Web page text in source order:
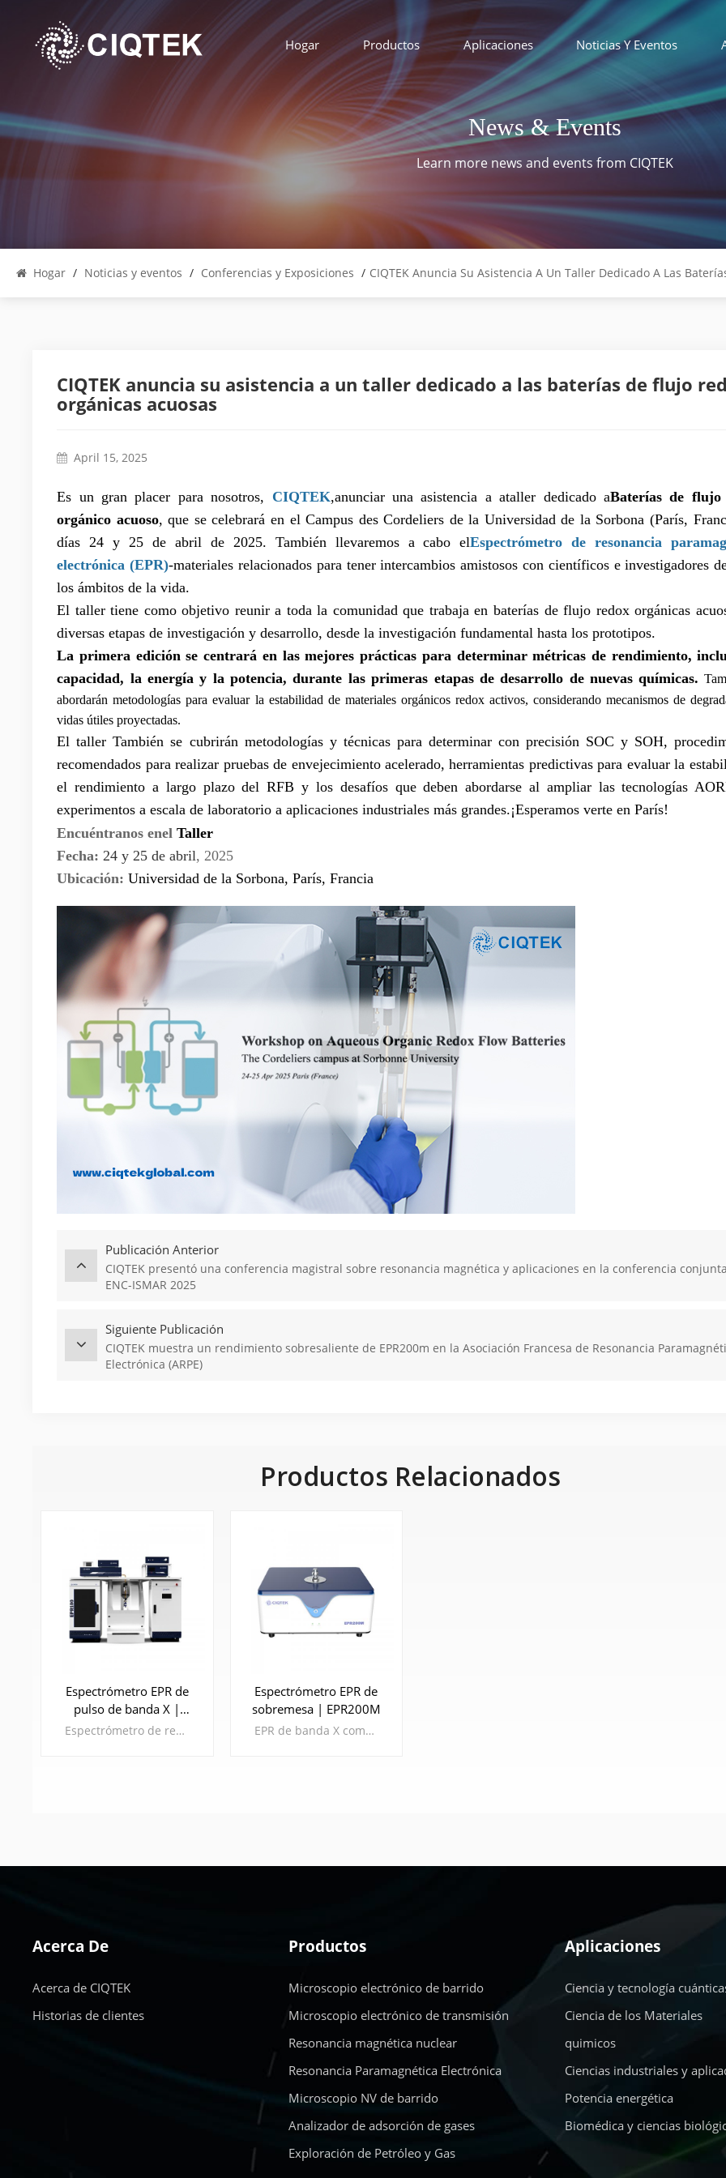
Hogar Productos Aplicaciones Noticias Y Eventos
News & Events
Learn more news and events from CIQTEK
Hogar / Noticias y eventos / Conferencias y Exposiciones / CIQTEK Anuncia Su Asistencia A Un Taller Dedicado A Las
CIQTEK anuncia su asistencia a un taller dedicado a las baterías de flujo
orgánicas acuosas
April 15, 2025
Es un gran placer para nosotros, CIQTEK,anunciar una asistencia a ataller dedicado aBaterías de flujo
orgánico acuoso, que se celebrará en el Campus des Cordeliers de la Universidad de la Sorbona (París,
días 24 y 25 de abril de 2025. También llevaremos a cabo elEspectrómetro de resonancia
electrónica (EPR)-materiales relacionados para tener intercambios amistosos con científicos e investigadores
los ámbitos de la vida.
El taller tiene como objetivo reunir a toda la comunidad que trabaja en baterías de flujo redox orgánicas
diversas etapas de investigación y desarrollo, desde la investigación fundamental hasta los prototipos.
La primera edición se centrará en las mejores prácticas para determinar métricas de rendimiento,
capacidad, la energía y la potencia, durante las primeras etapas de desarrollo de nuevas químicas.
abordarán metodologías para evaluar la estabilidad de materiales orgánicos redox activos, considerando mecanismos de
vidas útiles proyectadas.
El taller También se cubrirán metodologías y técnicas para determinar con precisión SOC y SOH,
recomendados para realizar pruebas de envejecimiento acelerado, herramientas predictivas para evaluar la
el rendimiento a largo plazo del RFB y los desafíos que deben abordarse al ampliar las tecnologías
experimentos a escala de laboratorio a aplicaciones industriales más grandes.¡Esperamos verte en París!
Encuéntranos enelTaller
Fecha:24 y 25 de abril, 2025
Ubicación:Universidad de la Sorbona, París, Francia
Publicación Anterior
CIQTEK presentó una conferencia magistral sobre resonancia magnética y aplicaciones en la conferencia conjunta
ENC-ISMAR 2025
Siguiente Publicación
CIQTEK muestra un rendimiento sobresaliente de EPR200m en la Asociación Francesa de Resonancia
Electrónica (ARPE)
Productos Relacionados
Espectrómetro EPR de
pulso de banda X |
EPR100
Espectrómetro de resonancia paramagnética electrónica de pulso de banda X (EPR o ESR) EPR100 de CIQTEK Admite funciones EPR de onda continua y EPR de pulso Además de ser compatible con experimentos convencionales de EPR de onda continua, el EPR100 también puede controlar y medir con precisión los estados cuánticos de espín electrónico mediante secuencias de pulsos específicas. Esto permite realizar pruebas de EPR de pulsos como T1, T2, ESEEM (modulación de la envolvente del eco de espín electrónico), HYSCORE (correlación de subnivel hiperfina), etc. El instrumento EPR100 ofrece una amplia gama de accesorios opcionales , como Módulos ENDOR, DEER, TR-EPR y AWG , que cumplen plenamente los requisitos de todos los modos experimentales de EPR pulsado actuales. Cuando se combina con un sistema de temperatura variable , permite la detección de sustancias paramagnéticas a temperaturas ultrabajas. La espectroscopia EPR pulsada proporciona mayor resolución espectral , revelando las interacciones hiperfinas entre electrones y núcleos y proporcionando información estructural más detallada. Esta capacidad es insustituible y crucial en áreas de investigación científica como la ciencia de materiales, el análisis de estructuras biomoleculares, etc.
Espectrómetro EPR de
sobremesa | EPR200M
EPR de banda X compacto con alta sensibilidad y fácil operación, ideal para investigación en química, catálisis y materiales. CIQTEK EPR200M es un compacto banco de trabajo resonancia paramagnética electrónica ( Espectrómetro EPR) Diseñado para la detección y análisis de radicales libres, iones de metales de transición y defectos paramagnéticos Permite a los investigadores monitorear reacciones químicas en tiempo real y obtener conocimientos más profundos de materiales con alta sensibilidad y estabilidad. Con la confianza de investigadores de todo el mundo >> Más de 300 sistemas EPR instalados | Más de 170 publicaciones científicas EE. UU. y América del Norte: info.usa@ciqtek.com > Internacional y otras regiones: info@ciqtek.com
Acerca De
Acerca de CIQTEK
Historias de clientes
Productos
Microscopio electrónico de barrido
Microscopio electrónico de transmisión
Resonancia magnética nuclear
Resonancia Paramagnética Electrónica
Microscopio NV de barrido
Analizador de adsorción de gases
Exploración de Petróleo y Gas
Aplicaciones
Ciencia y tecnología
Ciencia de los Materiales
quimicos
Ciencias industriales y
Potencia energética
Biomédica y ciencias